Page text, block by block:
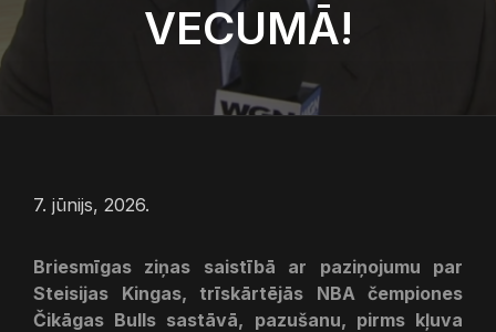
VECUMĀ!
7. jūnijs, 2026.
Briesmīgas ziņas saistībā ar paziņojumu par
Steisijas Kingas, trīskārtējās NBA čempiones
Čikāgas Bulls sastāvā, pazušanu, pirms kļuva